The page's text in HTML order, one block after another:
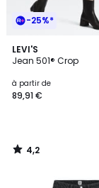
-25%*
LEVI'S
Jean 501® Crop
à partir de
89,91 €
4,2
/ 5
7
Couleurs
4,2
/